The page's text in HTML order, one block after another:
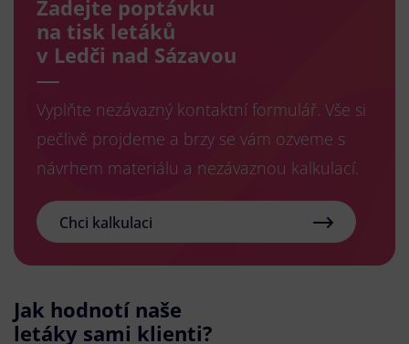
Zadejte poptávku
na tisk letáků
v Ledči nad Sázavou
Vyplňte nezávazný kontaktní formulář. Vše si
pečlivě projdeme a brzy se vám ozveme s
návrhem materiálu a nezávaznou kalkulací.
Chci kalkulaci
Jak hodnotí naše
letáky sami klienti?